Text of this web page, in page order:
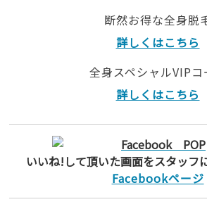
断然お得な全身脱
詳しくはこちら
全身スペシャルVIPコ
詳しくはこちら
いいね!して頂いた画面をスタッフ
Facebookページ